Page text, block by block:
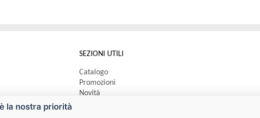
SEZIONI UTILI
Catalogo
Promozioni
Novità
la nostra priorità